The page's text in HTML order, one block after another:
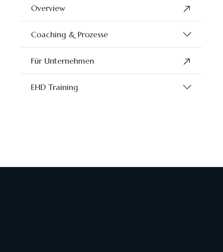
Overview
Coaching & Prozesse
Für Unternehmen
EHD Training